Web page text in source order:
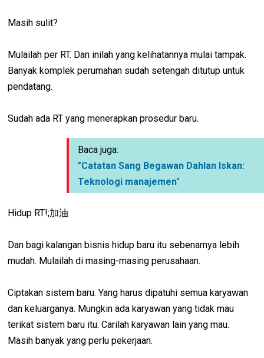
Masih sulit?
Mulailah per RT. Dan inilah yang kelihatannya mulai tampak.
Banyak komplek perumahan sudah setengah ditutup untuk
pendatang.
Sudah ada RT yang menerapkan prosedur baru.
Baca juga:
"Catatan Sang Begawan Dahlan Iskan:
Teknologi manajemen"
Hidup RT!;加油
Dan bagi kalangan bisnis hidup baru itu sebenarnya lebih
mudah. Mulailah di masing-masing perusahaan.
Ciptakan sistem baru. Yang harus dipatuhi semua karyawan
dan keluarganya. Mungkin ada karyawan yang tidak mau
terikat sistem baru itu. Carilah karyawan lain yang mau.
Masih banyak yang perlu pekerjaan.